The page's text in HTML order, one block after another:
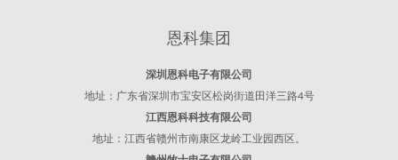
恩科集团
深圳恩科电子有限公司
地址：广东省深圳市宝安区松岗街道田洋三路4号
江西恩科科技有限公司
地址：江西省赣州市南康区龙岭工业园西区。